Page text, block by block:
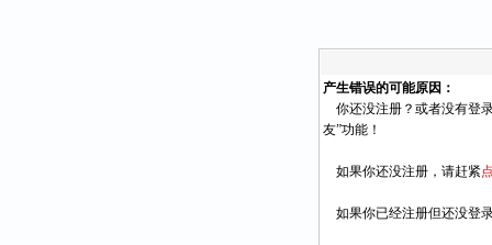
产生错误的可能原因：
你还没注册？或者没有登
友”功能！
如果你还没注册，请赶紧
如果你已经注册但还没登